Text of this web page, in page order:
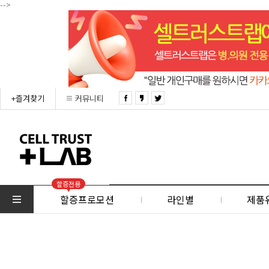
-->
+즐겨찾기 커뮤니티
할증전용
할증프로모션 라인별 제품